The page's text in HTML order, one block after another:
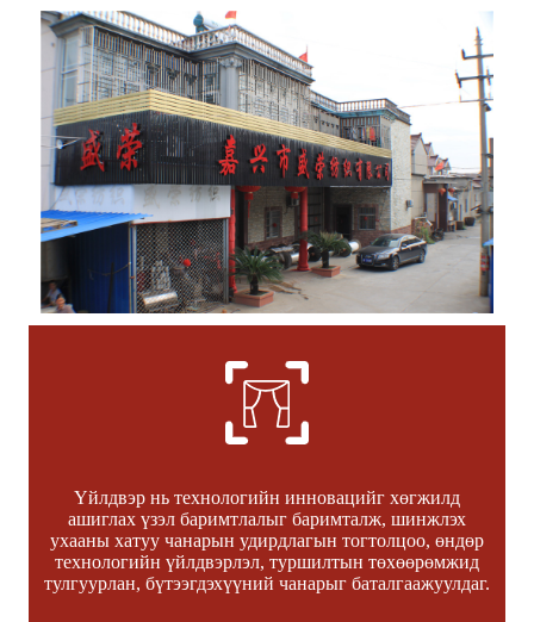
Үйлдвэр нь технологийн инновацийг хөгжилд
ашиглах үзэл баримтлалыг баримталж, шинжлэх
ухааны хатуу чанарын удирдлагын тогтолцоо, өндөр
технологийн үйлдвэрлэл, туршилтын төхөөрөмжид
тулгуурлан, бүтээгдэхүүний чанарыг баталгаажуулдаг.